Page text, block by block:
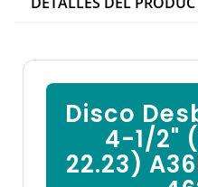
Disco
4-1/2"
22.23)